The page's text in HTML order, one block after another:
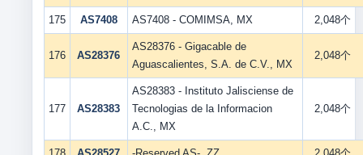
175 AS7408 AS7408 - COMIMSA, MX 2,048个
176 AS28376
AS28376 - Gigacable de
Aguascalientes, S.A. de C.V., MX
2,048个
177 AS28383
AS28383 - Instituto Jalisciense de
Tecnologias de la Informacion
A.C., MX
2,048个